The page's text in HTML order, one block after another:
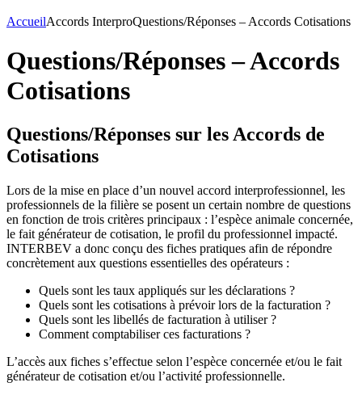
AccueilAccords InterproQuestions/Réponses – Accords Cotisations
Questions/Réponses – Accords
Cotisations
Questions/Réponses sur les Accords de
Cotisations
Lors de la mise en place d’un nouvel accord interprofessionnel, les
professionnels de la filière se posent un certain nombre de questions
en fonction de trois critères principaux : l’espèce animale concernée,
le fait générateur de cotisation, le profil du professionnel impacté.
INTERBEV a donc conçu des fiches pratiques afin de répondre
concrètement aux questions essentielles des opérateurs :
Quels sont les taux appliqués sur les déclarations ?
Quels sont les cotisations à prévoir lors de la facturation ?
Quels sont les libellés de facturation à utiliser ?
Comment comptabiliser ces facturations ?
L’accès aux fiches s’effectue selon l’espèce concernée et/ou le fait
générateur de cotisation et/ou l’activité professionnelle.